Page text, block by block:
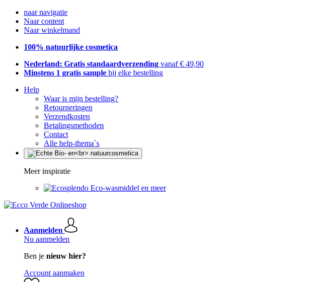
naar navigatie
Naar content
Naar winkelmand
100% natuurlijke cosmetica
Nederland: Gratis standaardverzending vanaf € 49,90
Minstens 1 gratis sample bij elke bestelling
Help
Waar is mijn bestelling?
Retourneringen
Verzendkosten
Betalingsmethoden
Contact
Alle help-thema`s
Meer inspiratie
Eco-wasmiddel en meer
Aanmelden
Nu aanmelden
Ben je nieuw hier?
Account aanmaken